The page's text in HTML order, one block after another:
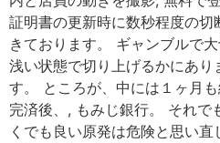
証明書の更新時に数秒程度の
きております。 ギャンブルで
浅い状態で切り上げるかにあり
す。 ところが、中には１ヶ月
完済後、, もみじ銀行。 それで
くでも良い原発は危険と思い